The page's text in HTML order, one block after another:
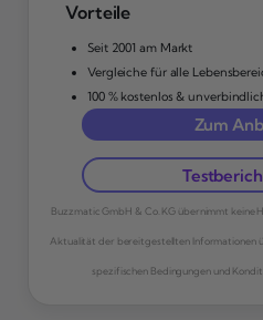
Vorteile
Seit 2001 am Markt
Vergleiche für alle
100 % kostenlos &
Zum
Buzzmatic GmbH & Co. KG übernimmt keine
Aktualität der bereitgestellten Informationen
spezifischen Bedingungen und